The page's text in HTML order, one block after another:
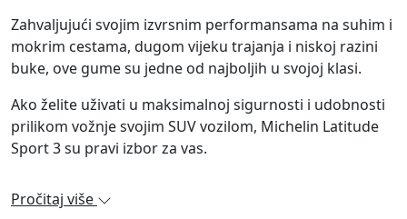
Zahvaljujući svojim izvrsnim performansama na suhim i
mokrim cestama, dugom vijeku trajanja i niskoj razini
buke, ove gume su jedne od najboljih u svojoj klasi.
Ako želite uživati u maksimalnoj sigurnosti i udobnosti
prilikom vožnje svojim SUV vozilom, Michelin Latitude
Sport 3 su pravi izbor za vas.
Pročitaj više